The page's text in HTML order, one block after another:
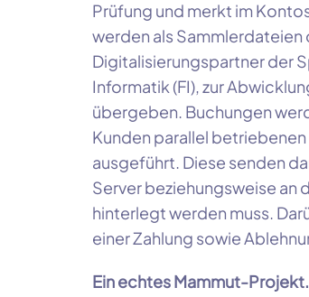
Prüfung und merkt im
werden als
Digitalisierungspartner der
Informatik (FI), zur
übergeben. Buchungen
Kunden parallel
ausgeführt. Diese senden
Server beziehungsweise an
hinterlegt werden muss.
einer Zahlung sowie
Ein echtes Mammut-